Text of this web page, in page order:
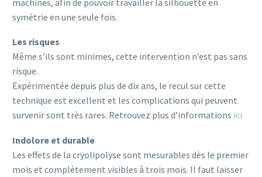
symétrie en une seule fois.
Les risques
Même s’ils sont minimes, cette intervention n’est pas sans
risque.
Expérimentée depuis plus de dix ans, le recul sur cette
technique est excellent et les complications qui peuvent
survenir sont très rares. Retrouvez plus d’informations ici
Indolore et durable
Les effets de la cryolipolyse sont mesurables dès le premier
mois et complétement visibles à trois mois. Il faut laisser